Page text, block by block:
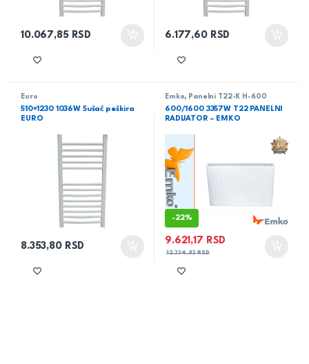
10.067,85 RSD 6.177,60 RSD
Euro
510×1230 1036W Sušač peškira
EURO
8.353,80 RSD
Emko, Panelni T22-K H-600
600/1600 3357W T22 PANELNI
RADIJATOR – EMKO
-22%
9.621,17 RSD
12.334,83RSD